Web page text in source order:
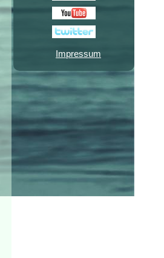
Impressum